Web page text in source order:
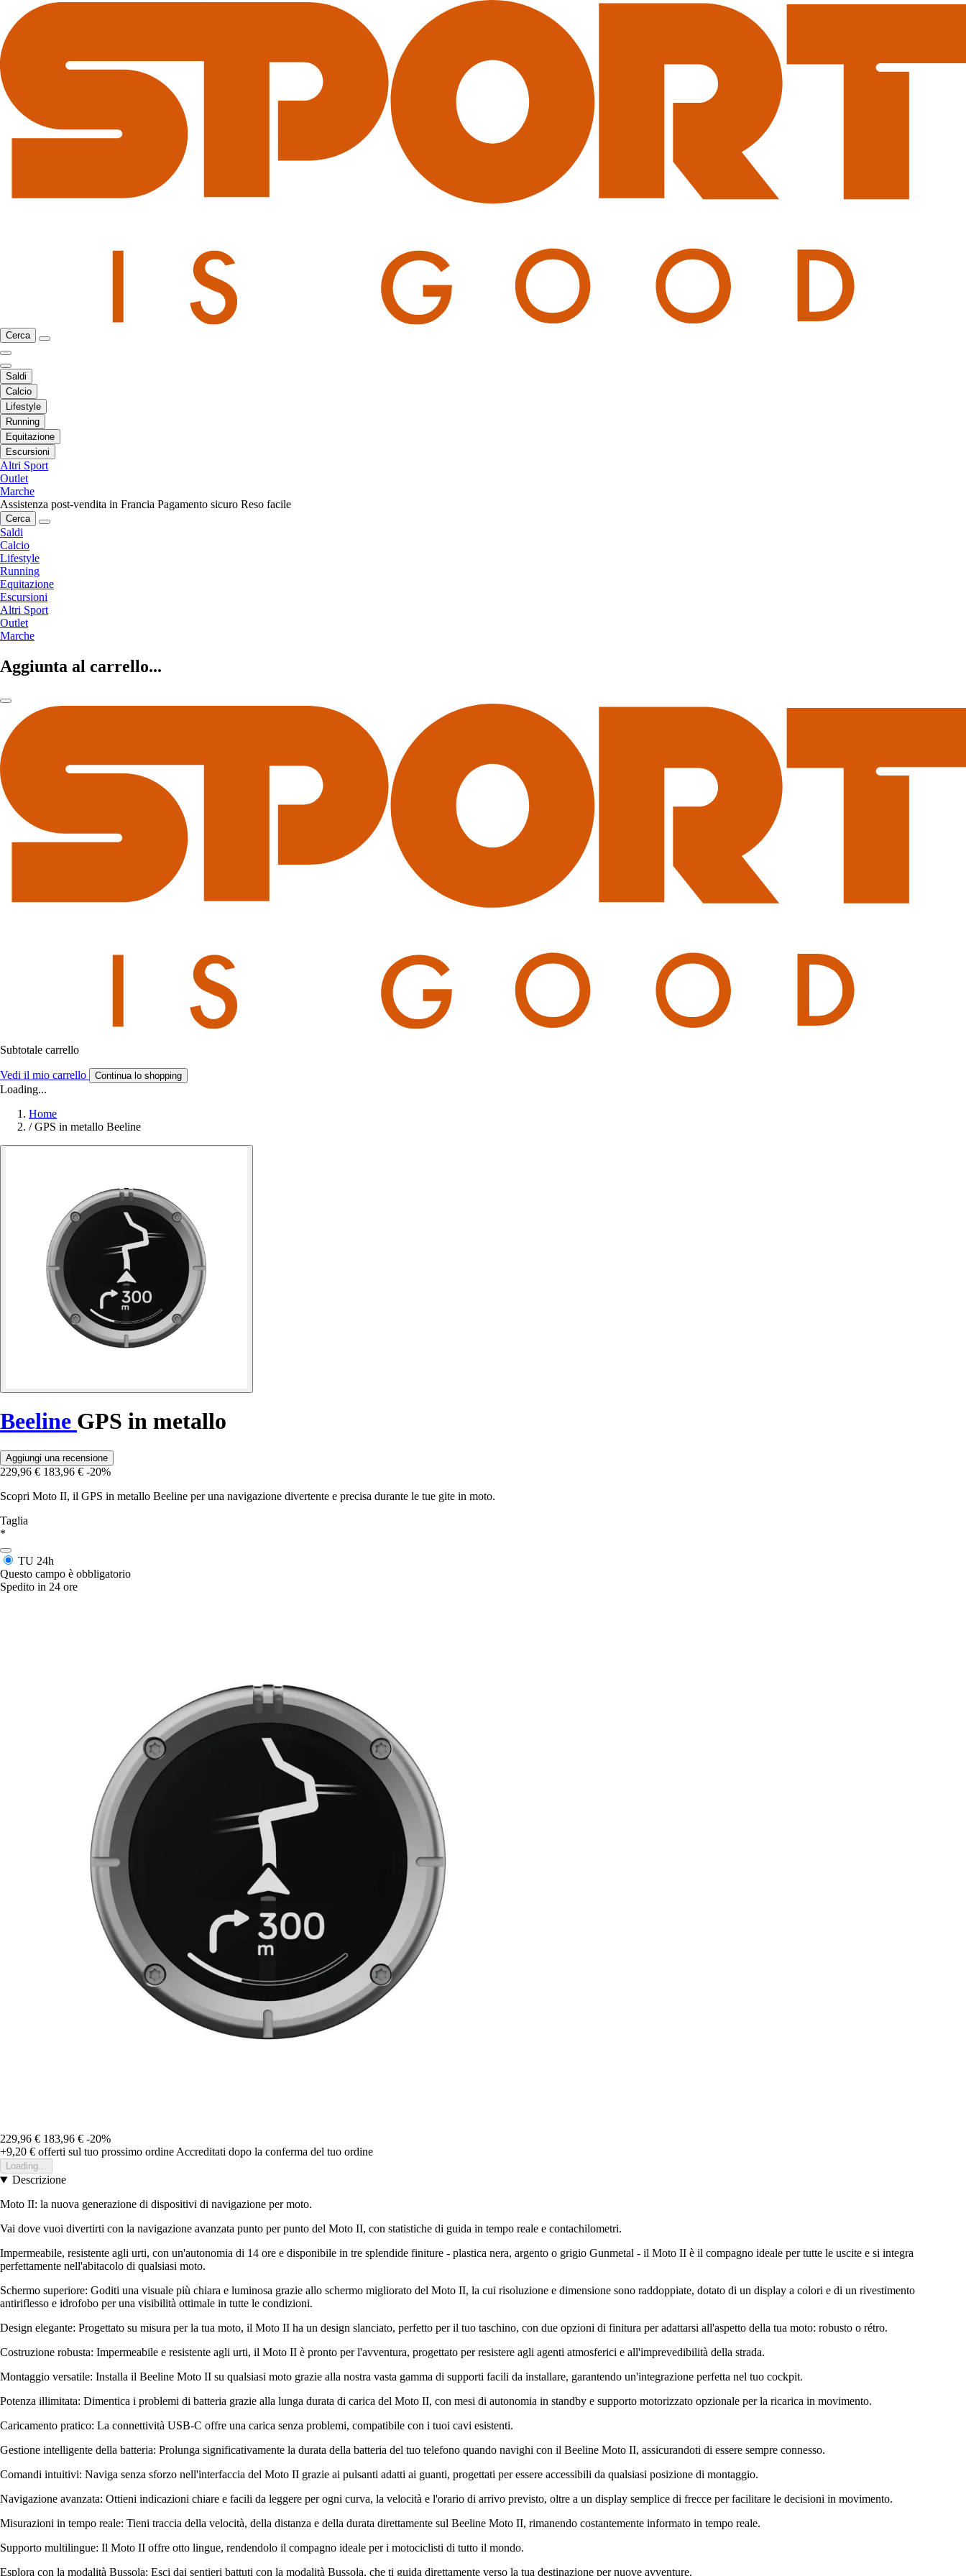
Cerca
Saldi
Calcio
Lifestyle
Running
Equitazione
Escursioni
Altri Sport
Outlet
Marche
Assistenza post-vendita in Francia Pagamento sicuro Reso facile
Cerca
Saldi
Calcio
Lifestyle
Running
Equitazione
Escursioni
Altri Sport
Outlet
Marche
Aggiunta al carrello...
Subtotale carrello
Vedi il mio carrello Continua lo shopping
Loading...
Home
/ GPS in metallo Beeline
Beeline GPS in metallo
Aggiungi una recensione
229,96 € 183,96 € -20%
Scopri Moto II, il GPS in metallo Beeline per una navigazione divertente e precisa durante le tue gite in moto.
Taglia
*
TU 24h
Questo campo è obbligatorio
Spedito in 24 ore
229,96 € 183,96 € -20%
+9,20 € offerti sul tuo prossimo ordine Accreditati dopo la conferma del tuo ordine
Loading...
Descrizione
Moto II: la nuova generazione di dispositivi di navigazione per moto.
Vai dove vuoi divertirti con la navigazione avanzata punto per punto del Moto II, con statistiche di guida in tempo reale e contachilometri.
Impermeabile, resistente agli urti, con un'autonomia di 14 ore e disponibile in tre splendide finiture - plastica nera, argento o grigio Gunmetal - il Moto II è il compagno ideale per tutte le uscite e si integra
perfettamente nell'abitacolo di qualsiasi moto.
Schermo superiore: Goditi una visuale più chiara e luminosa grazie allo schermo migliorato del Moto II, la cui risoluzione e dimensione sono raddoppiate, dotato di un display a colori e di un rivestimento
antiriflesso e idrofobo per una visibilità ottimale in tutte le condizioni.
Design elegante: Progettato su misura per la tua moto, il Moto II ha un design slanciato, perfetto per il tuo taschino, con due opzioni di finitura per adattarsi all'aspetto della tua moto: robusto o rétro.
Costruzione robusta: Impermeabile e resistente agli urti, il Moto II è pronto per l'avventura, progettato per resistere agli agenti atmosferici e all'imprevedibilità della strada.
Montaggio versatile: Installa il Beeline Moto II su qualsiasi moto grazie alla nostra vasta gamma di supporti facili da installare, garantendo un'integrazione perfetta nel tuo cockpit.
Potenza illimitata: Dimentica i problemi di batteria grazie alla lunga durata di carica del Moto II, con mesi di autonomia in standby e supporto motorizzato opzionale per la ricarica in movimento.
Caricamento pratico: La connettività USB-C offre una carica senza problemi, compatibile con i tuoi cavi esistenti.
Gestione intelligente della batteria: Prolunga significativamente la durata della batteria del tuo telefono quando navighi con il Beeline Moto II, assicurandoti di essere sempre connesso.
Comandi intuitivi: Naviga senza sforzo nell'interfaccia del Moto II grazie ai pulsanti adatti ai guanti, progettati per essere accessibili da qualsiasi posizione di montaggio.
Navigazione avanzata: Ottieni indicazioni chiare e facili da leggere per ogni curva, la velocità e l'orario di arrivo previsto, oltre a un display semplice di frecce per facilitare le decisioni in movimento.
Misurazioni in tempo reale: Tieni traccia della velocità, della distanza e della durata direttamente sul Beeline Moto II, rimanendo costantemente informato in tempo reale.
Supporto multilingue: Il Moto II offre otto lingue, rendendolo il compagno ideale per i motociclisti di tutto il mondo.
Esplora con la modalità Bussola: Esci dai sentieri battuti con la modalità Bussola, che ti guida direttamente verso la tua destinazione per nuove avventure.